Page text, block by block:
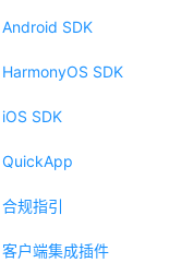
Android SDK
HarmonyOS SDK
iOS SDK
QuickApp
合规指引
客户端集成插件